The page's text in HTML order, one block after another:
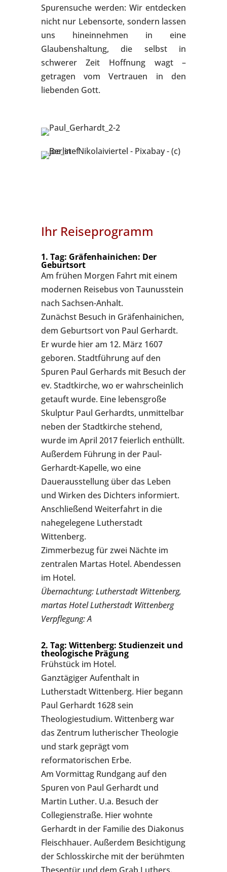
Spurensuche werden: Wir entdecken
nicht nur Lebensorte, sondern lassen
uns hineinnehmen in eine
Glaubenshaltung, die selbst in
schwerer Zeit Hoffnung wagt –
getragen vom Vertrauen in den
liebenden Gott.
Ihr Reiseprogramm
1. Tag: Gräfenhainichen: Der
Geburtsort
Am frühen Morgen Fahrt mit einem
modernen Reisebus von Taunusstein
nach Sachsen-Anhalt.
Zunächst Besuch in Gräfenhainichen,
dem Geburtsort von Paul Gerhardt.
Er wurde hier am 12. März 1607
geboren. Stadtführung auf den
Spuren Paul Gerhards mit Besuch der
ev. Stadtkirche, wo er wahrscheinlich
getauft wurde. Eine lebensgroße
Skulptur Paul Gerhardts, unmittelbar
neben der Stadtkirche stehend,
wurde im April 2017 feierlich enthüllt.
Außerdem Führung in der Paul-
Gerhardt-Kapelle, wo eine
Dauerausstellung über das Leben
und Wirken des Dichters informiert.
Anschließend Weiterfahrt in die
nahegelegene Lutherstadt
Wittenberg.
Zimmerbezug für zwei Nächte im
zentralen Martas Hotel. Abendessen
im Hotel.
Übernachtung: Lutherstadt Wittenberg,
martas Hotel Lutherstadt Wittenberg
Verpflegung: A
2. Tag: Wittenberg: Studienzeit und
theologische Prägung
Frühstück im Hotel.
Ganztägiger Aufenthalt in
Lutherstadt Wittenberg. Hier begann
Paul Gerhardt 1628 sein
Theologiestudium. Wittenberg war
das Zentrum lutherischer Theologie
und stark geprägt vom
reformatorischen Erbe.
Am Vormittag Rundgang auf den
Spuren von Paul Gerhardt und
Martin Luther. U.a. Besuch der
Collegienstraße. Hier wohnte
Gerhardt in der Familie des Diakonus
Fleischhauer. Außerdem Besichtigung
der Schlosskirche mit der berühmten